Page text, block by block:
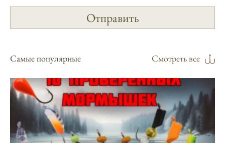
сайте и всегда знаю, когда лучше всего
отправиться на рыбалку.
Москве и области.
С приложением можно получить прогноз
клева на ближайшие сутки.
Узнайте, какие факторы влияют на
активность рыбы и как их учитывать в
прогнозе клева.
Самые популярные Смотреть все